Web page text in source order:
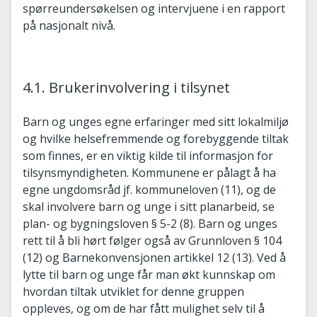
spørreundersøkelsen og intervjuene i en rapport
på nasjonalt nivå.
4.1. Brukerinvolvering i tilsynet
Barn og unges egne erfaringer med sitt lokalmiljø
og hvilke helsefremmende og forebyggende tiltak
som finnes, er en viktig kilde til informasjon for
tilsynsmyndigheten. Kommunene er pålagt å ha
egne ungdomsråd jf. kommuneloven (11), og de
skal involvere barn og unge i sitt planarbeid, se
plan- og bygningsloven § 5-2 (8). Barn og unges
rett til å bli hørt følger også av Grunnloven § 104
(12) og Barnekonvensjonen artikkel 12 (13). Ved å
lytte til barn og unge får man økt kunnskap om
hvordan tiltak utviklet for denne gruppen
oppleves, og om de har fått mulighet selv til å